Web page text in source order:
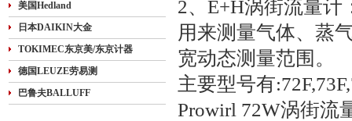
美国Hedland
日本DAIKIN大金
TOKIMEC东京美/东京计器
德国LEUZE劳易测
巴鲁夫BALLUFF
2、E+H涡街流量计
用来测量气体、蒸
宽动态测量范围。
主要型号有
Prowirl 72W涡街流